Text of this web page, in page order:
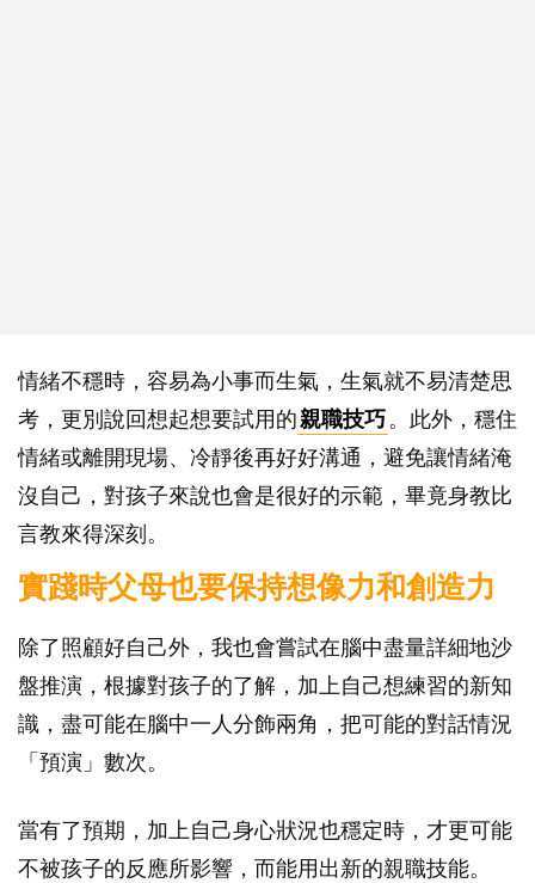
情緒不穩時，容易為小事而生氣，生氣就不易清楚思
考，更別說回想起想要試用的 親職技巧 。此外，穩住
情緒或離開現場、冷靜後再好好溝通，避免讓情緒淹
沒自己，對孩子來說也會是很好的示範，畢竟身教比
言教來得深刻。
實踐時父母也要保持想像力和創造力
除了照顧好自己外，我也會嘗試在腦中盡量詳細地沙
盤推演，根據對孩子的了解，加上自己想練習的新知
識，盡可能在腦中一人分飾兩角，把可能的對話情況
「預演」數次。
當有了預期，加上自己身心狀況也穩定時，才更可能
不被孩子的反應所影響，而能用出新的親職技能。